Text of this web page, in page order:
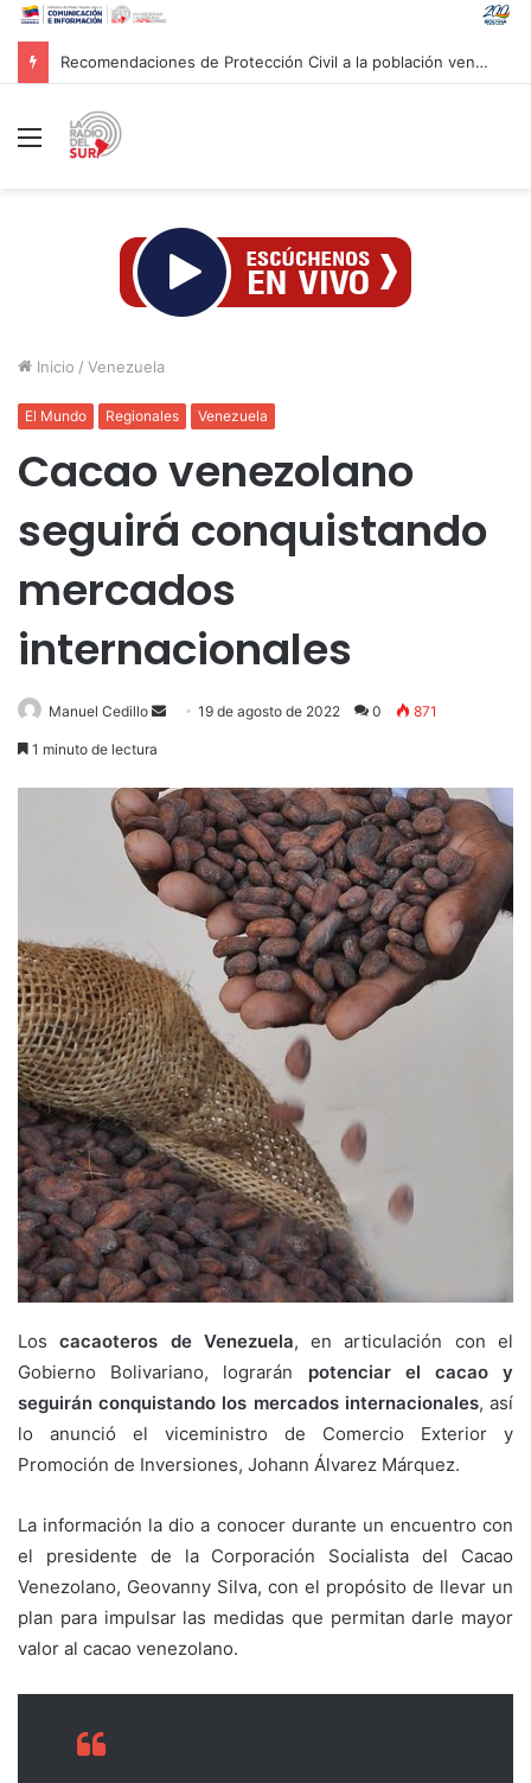
Recomendaciones de Protección Civil a la población venezolana ante fenómeno climatológico «El Niño»
Menú
Inicio / Venezuela
El Mundo Regionales Venezuela
Cacao venezolano
seguirá conquistando
mercados
internacionales
Manuel Cedillo
Send19 de agosto de 2022 0 871
1 minuto de lectura
Loscacaoteros de Venezuela, en articulación con el
Gobierno Bolivariano, lograrán potenciar el cacao y
seguirán conquistando los mercados internacionales, así
lo anunció el viceministro de Comercio Exterior y
Promoción de Inversiones, Johann Álvarez Márquez.
La información la dio a conocer durante un encuentro con
el presidente de la Corporación Socialista del Cacao
Venezolano, Geovanny Silva, con el propósito de llevar un
plan para impulsar las medidas que permitan darle mayor
valor al cacao venezolano.